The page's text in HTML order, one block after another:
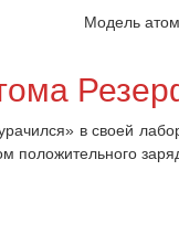
Модель
в своей
положительного